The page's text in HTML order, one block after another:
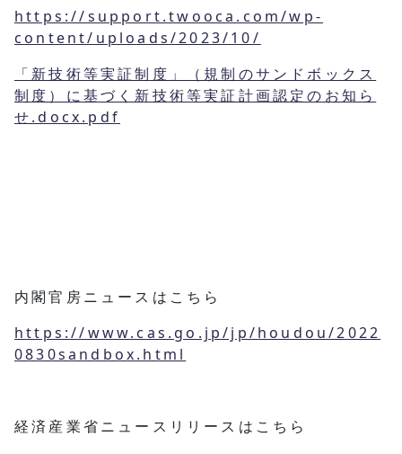
https://support.twooca.com/wp-
content/uploads/2023/10/
「新技術等実証制度」（規制のサンドボックス
制度）に基づく新技術等実証計画認定のお知ら
せ.docx.pdf
内閣官房ニュースはこちら
https://www.cas.go.jp/jp/houdou/2022
0830sandbox.html
経済産業省ニュースリリースはこちら